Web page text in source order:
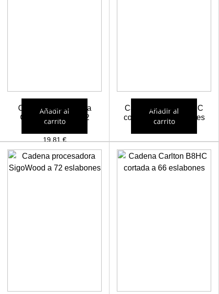
Cadena procesadora
Oregon 19HX en 62
eslabones
19,81€
Añadir al
carrito
Cadena Carlton B8HC
cortada a 64 eslabones
Añadir al
carrito